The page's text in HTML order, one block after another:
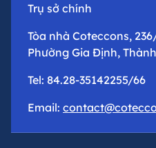
Trụ sở chính
Tòa nhà Coteccons,
Phường Gia Định,
Tel: 84.28-35142255/66
Email: